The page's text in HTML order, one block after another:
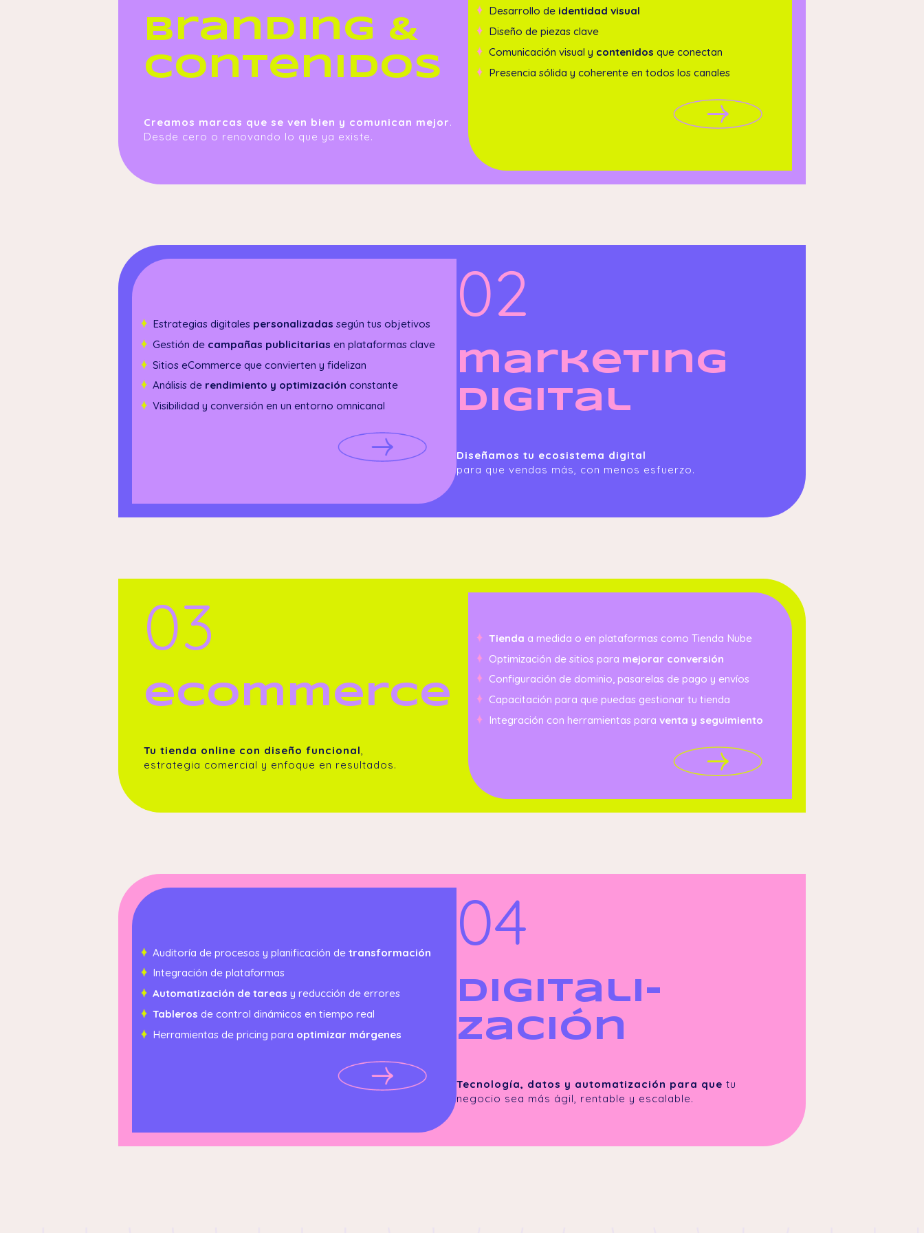
Branding &
Contenidos
Creamos marcas que se ven bien y comunican mejor.
Desde cero o renovando lo que ya existe.
Desarrollo de identidad visual
Diseño de piezas clave
Comunicación visual y contenidos que conectan
Presencia sólida y coherente en todos los canales
Estrategias digitales personalizadas según tus objetivos
Gestión de campañas publicitarias en plataformas clave
Sitios eCommerce que convierten y fidelizan
Análisis de rendimiento y optimización constante
Visibilidad y conversión en un entorno omnicanal
02
marketing
Digital
Diseñamos tu ecosistema digital
para que vendas más, con menos esfuerzo.
03
ecommerce
Tu tienda online con diseño funcional,
estrategia comercial y enfoque en resultados.
Tienda a medida o en plataformas como Tienda Nube
Optimización de sitios para mejorar conversión
Configuración de dominio, pasarelas de pago y envíos
Capacitación para que puedas gestionar tu tienda
Integración con herramientas para venta y seguimiento
Auditoría de procesos y planificación detransformación
Integración de plataformas
Automatización de tareas y reducción de errores
Tableros de control dinámicos en tiempo real
Herramientas de pricing para optimizar márgenes
04
Digitali-
zación
Tecnología, datos y automatización para que tu
negocio sea más ágil, rentable y escalable.